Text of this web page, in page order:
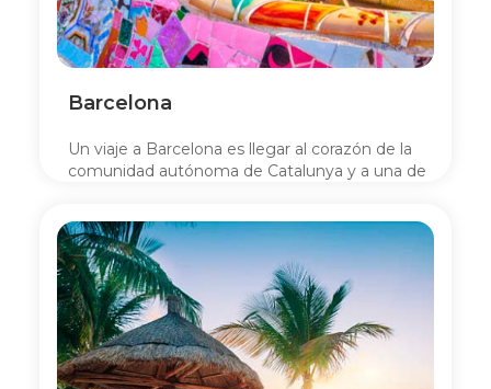
Barcelona
Un viaje a Barcelona es llegar al corazón de la
comunidad autónoma de Catalunya y a una de